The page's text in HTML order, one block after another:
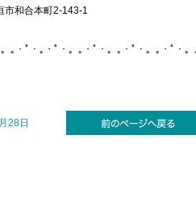
和合本町2-143-1
｡・ﾟ・｡・ﾟ・。｡・ﾟ・。｡・ﾟ・。｡・ﾟ・
28日